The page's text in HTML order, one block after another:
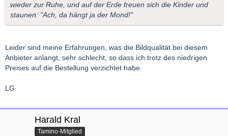
wieder zur Ruhe, und auf der Erde freuen sich die Kinder und
staunen: "Ach, da hängt ja der Mond!"
Leider sind meine Erfahrungen, was die Bildqualität bei diesem
Anbieter anlangt, sehr schlecht, so dass ich trotz des niedrigen
Preises auf die Bestellung verzichtet habe.
LG
Harald Kral
Tamino-Mitglied